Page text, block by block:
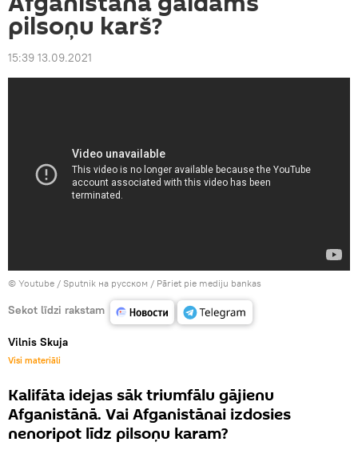
pilsoņu karš?
15:39 13.09.2021
© Youtube / Sputnik на русском / Pāriet pie mediju bankas
Sekot līdzi rakstam
Vilnis Skuja
Visi materiāli
Kalifāta idejas sāk triumfālu gājienu
Afganistānā. Vai Afganistānai izdosies
nenoripot līdz pilsoņu karam?